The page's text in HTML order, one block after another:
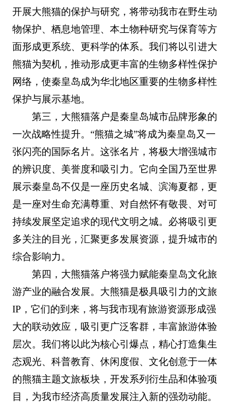
开展大熊猫的保护与研究，将带动我市在野生动
物保护、栖息地管理、本土物种研究与保育等方
面形成更系统、更科学的体系。我们将以引进大
熊猫为契机，推动形成更丰富的生物多样性保护
网络，使秦皇岛成为华北地区重要的生物多样性
保护与展示基地。
第三，大熊猫落户是秦皇岛城市品牌形象的
一次战略性提升。“熊猫之城”将成为秦皇岛又一
张闪亮的国际名片。这张名片，将极大增强城市
的辨识度、美誉度和吸引力。它向全国乃至世界
展示秦皇岛不仅是一座历史名城、滨海夏都，更
是一座对生命充满尊重、对自然怀有敬畏、对可
持续发展坚定追求的现代文明之城。必将吸引更
多关注的目光，汇聚更多发展资源，提升城市的
综合影响力。
第四，大熊猫落户将强力赋能秦皇岛文化旅
游产业的融合发展。大熊猫是极具吸引力的文旅
IP，它们的到来，将与我市现有旅游资源形成强
大的联动效应，吸引更广泛客群，丰富旅游体验
层次。我们将以此为核心引爆点，精心打造集生
态观光、科普教育、休闲度假、文化创意于一体
的熊猫主题文旅板块，开发系列衍生品和体验项
目，为我市经济高质量发展注入新的强劲动能。